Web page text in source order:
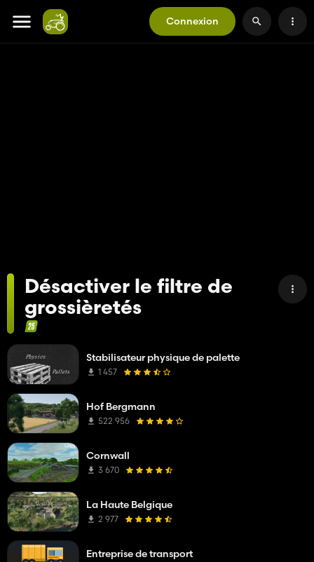
Connexion
Désactiver le filtre de
grossièretés
Stabilisateur physique de palette
1 457
Hof Bergmann
522 956
Cornwall
3 670
La Haute Belgique
2 977
Entreprise de transport